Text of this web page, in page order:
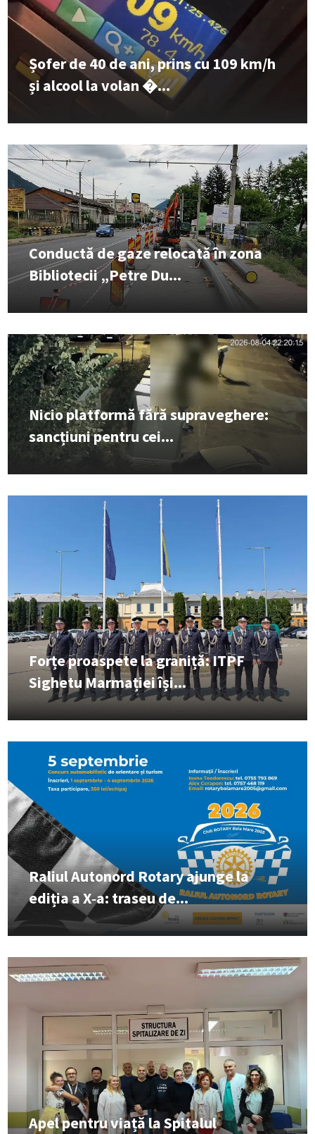
Șofer de 40 de ani, prins cu 109 km/h
și alcool la volan �...
Conductă de gaze relocată în zona
Bibliotecii „Petre Du...
Nicio platformă fără supraveghere:
sancțiuni pentru cei...
Forțe proaspete la graniță: ITPF
Sighetu Marmației își...
Raliul Autonord Rotary ajunge la
ediția a X‑a: traseu de...
Apel pentru viață la Spitalul